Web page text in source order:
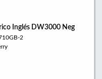
Inglés DW3000 Neg
2